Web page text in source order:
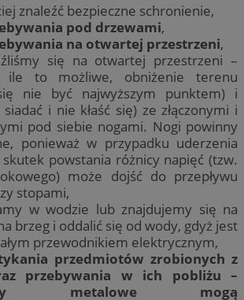
znaleźć bezpieczne schronienie,
pod drzewami,
na otwartej przestrzeni,
się na otwartej przestrzeni –
ile to możliwe, obniżenie terenu
nie być najwyższym punktem) i
i nie kłaść się) ze złączonymi i
pod siebie nogami. Nogi powinny
ponieważ w przypadku uderzenia
powstania różnicy napięć (tzw.
może dojść do przepływu
stopami,
w wodzie lub znajdujemy się na
brzeg i oddalić się od wody, gdyż jest
przewodnikiem elektrycznym,
przedmiotów zrobionych z
przebywania w ich pobliżu –
metalowe mogą